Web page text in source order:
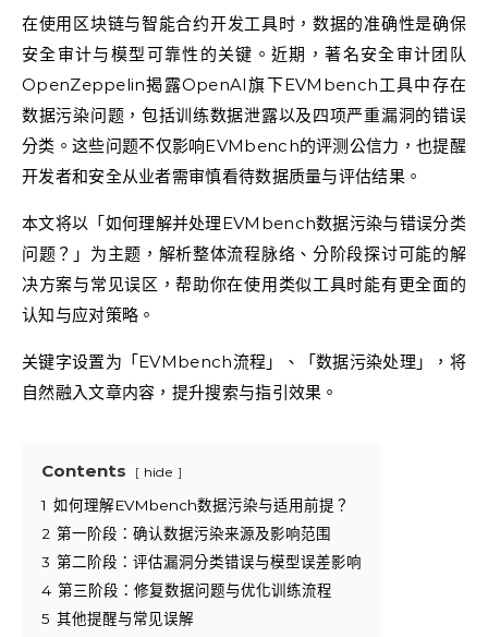
在使用区块链与智能合约开发工具时，数据的准确性是确保
安全审计与模型可靠性的关键。近期，著名安全审计团队
OpenZeppelin揭露OpenAI旗下EVMbench工具中存在
数据污染问题，包括训练数据泄露以及四项严重漏洞的错误
分类。这些问题不仅影响EVMbench的评测公信力，也提醒
开发者和安全从业者需审慎看待数据质量与评估结果。
本文将以「如何理解并处理EVMbench数据污染与错误分类
问题？」为主题，解析整体流程脉络、分阶段探讨可能的解
决方案与常见误区，帮助你在使用类似工具时能有更全面的
认知与应对策略。
关键字设置为「EVMbench流程」、「数据污染处理」，将
自然融入文章内容，提升搜索与指引效果。
Contents hide
1 如何理解EVMbench数据污染与适用前提？
2 第一阶段：确认数据污染来源及影响范围
3 第二阶段：评估漏洞分类错误与模型误差影响
4 第三阶段：修复数据问题与优化训练流程
5 其他提醒与常见误解